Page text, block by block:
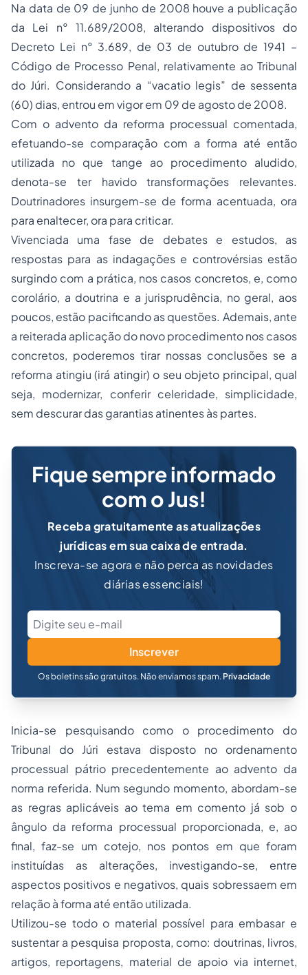
Na data de 09 de junho de 2008 houve a publicação
da Lei n° 11.689/2008, alterando dispositivos do
Decreto Lei n° 3.689, de 03 de outubro de 1941 –
Código de Processo Penal, relativamente ao Tribunal
do Júri. Considerando a “vacatio legis” de sessenta
(60) dias, entrou em vigor em 09 de agosto de 2008.
Com o advento da reforma processual comentada,
efetuando-se comparação com a forma até então
utilizada no que tange ao procedimento aludido,
denota-se ter havido transformações relevantes.
Doutrinadores insurgem-se de forma acentuada, ora
para enaltecer, ora para criticar.
Vivenciada uma fase de debates e estudos, as
respostas para as indagações e controvérsias estão
surgindo com a prática, nos casos concretos, e, como
corolário, a doutrina e a jurisprudência, no geral, aos
poucos, estão pacificando as questões. Ademais, ante
a reiterada aplicação do novo procedimento nos casos
concretos, poderemos tirar nossas conclusões se a
reforma atingiu (irá atingir) o seu objeto principal, qual
seja, modernizar, conferir celeridade, simplicidade,
sem descurar das garantias atinentes às partes.
Fique sempre informado
com o Jus!
Receba gratuitamente as atualizações
jurídicas em sua caixa de entrada.
Inscreva-se agora e não perca as novidades
diárias essenciais!
Inscrever
Os boletins são gratuitos. Não enviamos spam. Privacidade
Inicia-se pesquisando como o procedimento do
Tribunal do Júri estava disposto no ordenamento
processual pátrio precedentemente ao advento da
norma referida. Num segundo momento, abordam-se
as regras aplicáveis ao tema em comento já sob o
ângulo da reforma processual proporcionada, e, ao
final, faz-se um cotejo, nos pontos em que foram
instituídas as alterações, investigando-se, entre
aspectos positivos e negativos, quais sobressaem em
relação à forma até então utilizada.
Utilizou-se todo o material possível para embasar e
sustentar a pesquisa proposta, como: doutrinas, livros,
artigos, reportagens, material de apoio via internet,